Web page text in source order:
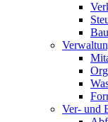
Ver- und